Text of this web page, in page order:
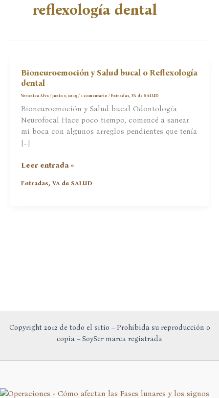
reflexología dental
Bioneuroemoción y Salud bucal o Reflexología
dental
Veronica Alva/junio 2, 2015/ 1 comentario /Entradas,VA de SALUD
Bioneuroemoción y Salud bucal Odontología
Neurofocal Hace poco tiempo, comencé a sanear
mi boca con algunos arreglos pendientes que tenía
[…]
Bioneuroemoción
Salud
Leer entrada »
Entradas,VA de SALUD
Copyright 2012 de todo el sitio – Prohibida su reproducción o
copia – SoySer marca registrada